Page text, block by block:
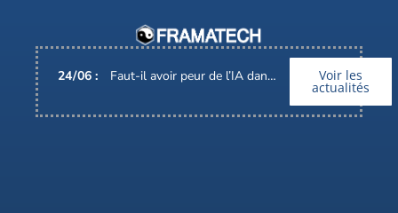
24/06 : Faut-il avoir peur de l’IA dans nos métiers ? Voir les
actualités